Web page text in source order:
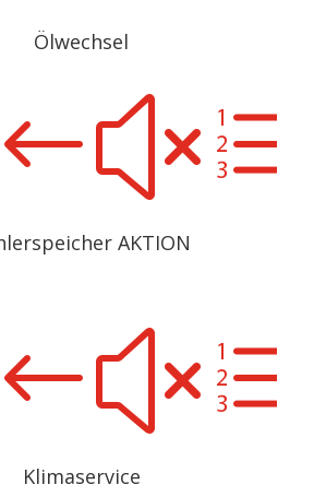
Ölwechsel
AKTION
Klimaservice